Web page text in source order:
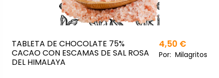
TABLETA DE CHOCOLATE 75%
CACAO CON ESCAMAS DE SAL ROSA
DEL HIMALAYA
4,50 €
Por: Milagritos